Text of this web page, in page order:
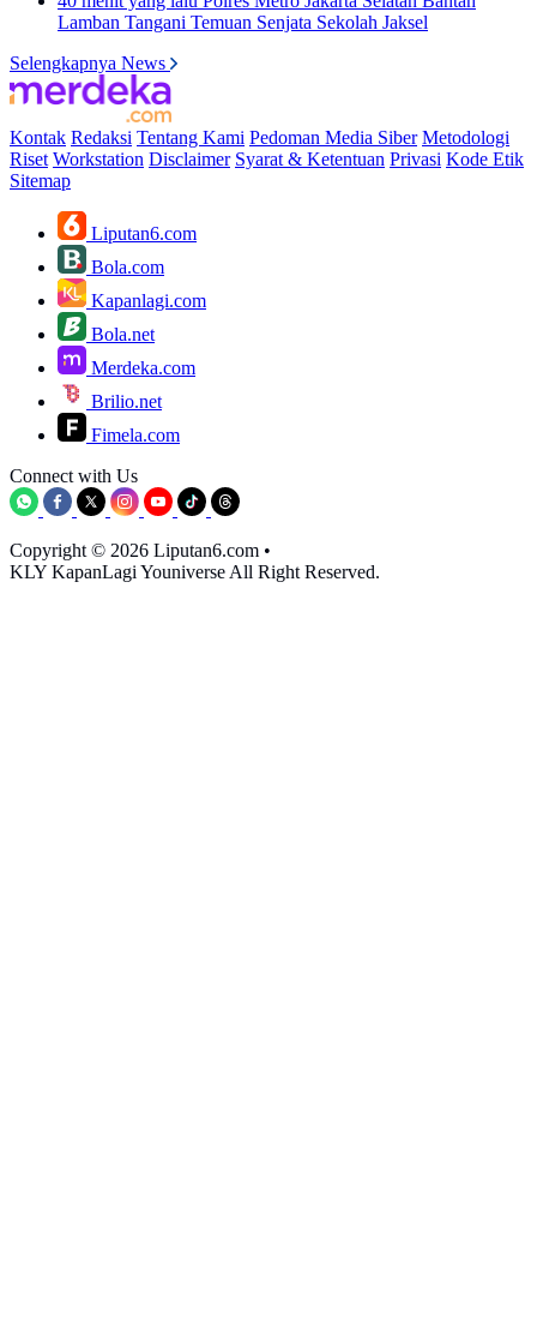
Lamban Tangani Temuan Senjata Sekolah Jaksel
Selengkapnya News
Kontak Redaksi Tentang Kami Pedoman Media Siber Metodologi
Riset Workstation Disclaimer Syarat & Ketentuan Privasi Kode Etik
Sitemap
Liputan6.com
Bola.com
Kapanlagi.com
Bola.net
Merdeka.com
Brilio.net
Fimela.com
Connect with Us
Copyright © 2026 Liputan6.com •
KLY KapanLagi Youniverse All Right Reserved.